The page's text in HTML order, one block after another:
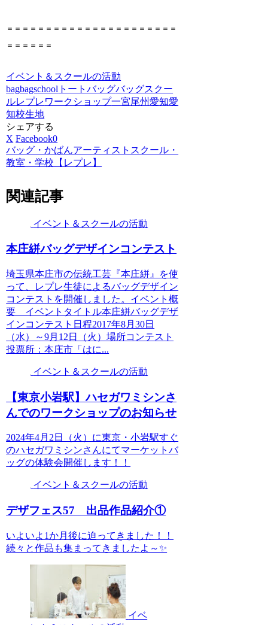
＝＝＝＝＝＝＝＝＝＝＝＝＝＝＝＝＝＝＝＝＝＝
＝＝＝＝＝＝
イベント＆スクールの活動
bagbagschool トートバッグバッグスクー
ルレプレ ワークショップ一宮尾州愛知愛
知校生地
シェアする
X Facebook0
バッグ・かばんアーティストスクール・
教室・学校【レプレ】
関連記事
イベント＆スクールの活動
本庄絣バッグデザインコンテスト
埼玉県本庄市の伝統工芸『本庄絣』を使
って、レプレ生徒によるバッグデザイン
コンテストを開催しました。イベント概
要 イベントタイトル本庄絣バッグデザ
インコンテスト日程2017年8月30日
（水）～9月12日（火）場所コンテスト
投票所：本庄市「はに...
イベント＆スクールの活動
【東京小岩駅】ハセガワミシンさ
んでのワークショップのお知らせ
2024年4月2日（火）に東京・小岩駅すぐ
のハセガワミシンさんにてマーケットバ
ッグの体験会開催します！！
イベント＆スクールの活動
デザフェス57 出品作品紹介①
いよいよ1か月後に迫ってきました！！
続々と作品も集まってきましたよ～✨
イベ